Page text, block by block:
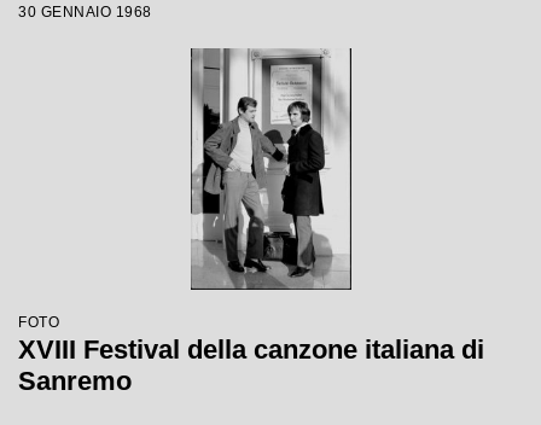
30 GENNAIO 1968
FOTO
XVIII Festival della canzone italiana di
Sanremo